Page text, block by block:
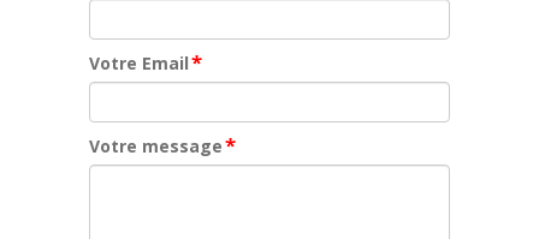
Votre Email*
Votre message*